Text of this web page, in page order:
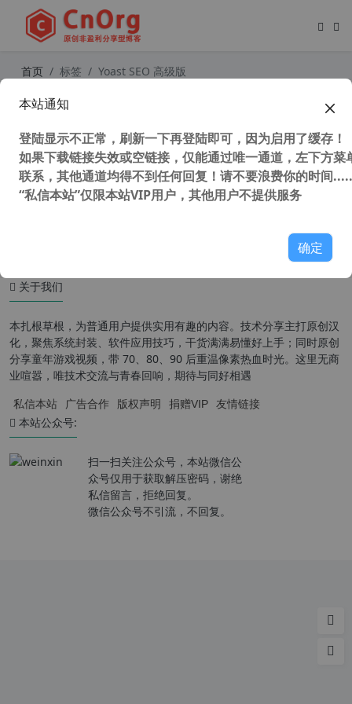
首页 标签 Yoast SEO 高级版
独家汉化WordPress SEO优化插件 Y
件【更新至v17.3.0】
关于我们
本扎根草根，为普通用户提供实用有趣的内容。技术分享主打原创汉
化，聚焦系统封装、软件应用技巧，干货满满易懂好上手；同时原创
分享童年游戏视频，带 70、80、90 后重温像素热血时光。这里无商
业喧嚣，唯技术交流与青春回响，期待与同好相遇
私信本站 广告合作 版权声明 捐赠VIP 友情链接
本站公众号:
扫一扫关注公众号，本站微信公
众号仅用于获取解压密码，谢绝
私信留言，拒绝回复。
微信公众号不引流，不回复。
本站通知
登陆显示不正常，刷新一下再登陆即可，因为启用了缓存！
如果下载链接失效或空链接，仅能通过唯一通道，左下方菜
联系，其他通道均得不到任何回复！请不要浪费你的时间
“私信本站”仅限本站VIP用户，其他用户不提供服务
确定